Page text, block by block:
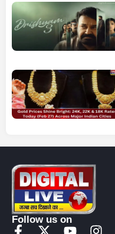
Follow us on